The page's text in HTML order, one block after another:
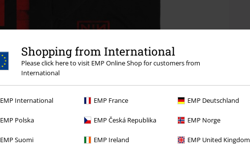
Shopping from International
Please click here to visit EMP Online Shop for customers from
International
EMP International EMP France EMP Deutschland
EMP Polska EMP Česká Republika EMP Norge
EMP Suomi EMP Ireland EMP United Kingdom